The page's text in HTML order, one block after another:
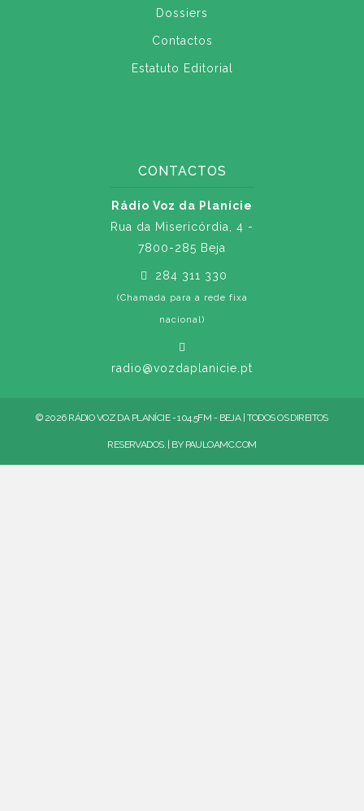
Dossiers
Contactos
Estatuto Editorial
CONTACTOS
Rádio Voz da Planície
Rua da Misericórdia, 4 -
7800-285 Beja
284 311 330
(Chamada para a rede fixa
nacional)
radio@vozdaplanicie.pt
© 2026 RÁDIO VOZ DA PLANÍCIE - 104.5FM - BEJA | TODOS OS DIREITOS
RESERVADOS. | BY PAULOAMC.COM